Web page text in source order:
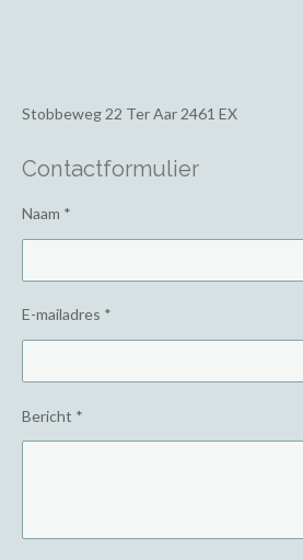
Stobbeweg 22 Ter Aar 2461 EX
Contactformulier
Naam *
E-mailadres *
Bericht *